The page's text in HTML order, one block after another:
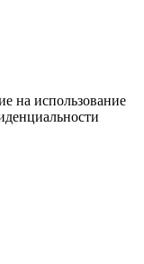
на использование